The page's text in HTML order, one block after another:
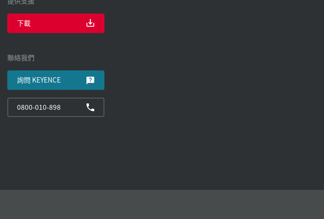
下載
聯絡我們
詢問 KEYENCE
0800-010-898